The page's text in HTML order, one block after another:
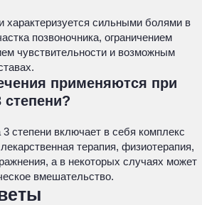
характеризуется сильными болями в
позвоночника, ограничением
чувствительности и возможным
применяются при
степени?
степени включает в себя комплекс
терапия, физиотерапия,
а в некоторых случаях может
вмешательство.